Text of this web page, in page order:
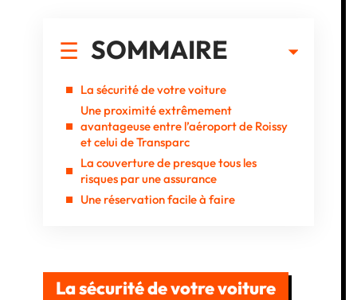
SOMMAIRE
La sécurité de votre voiture
Une proximité extrêmement
avantageuse entre l’aéroport de Roissy
et celui de Transparc
La couverture de presque tous les
risques par une assurance
Une réservation facile à faire
La sécurité de votre voiture